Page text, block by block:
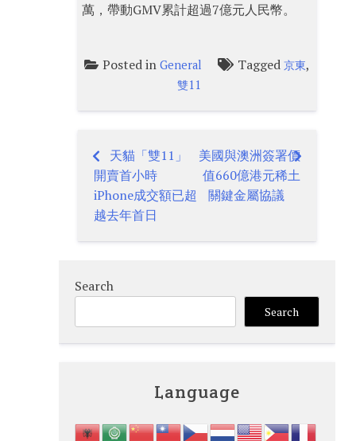
萬，帶動GMV累計超過7億元人民幣。
Posted inGeneral Tagged京東,
雙11
Post
navigation
天貓「雙11」
開賣首小時
iPhone成交額已超
越去年首日
美國與澳洲簽署價
值660億港元稀土
關鍵金屬協議
Search
Search
Language